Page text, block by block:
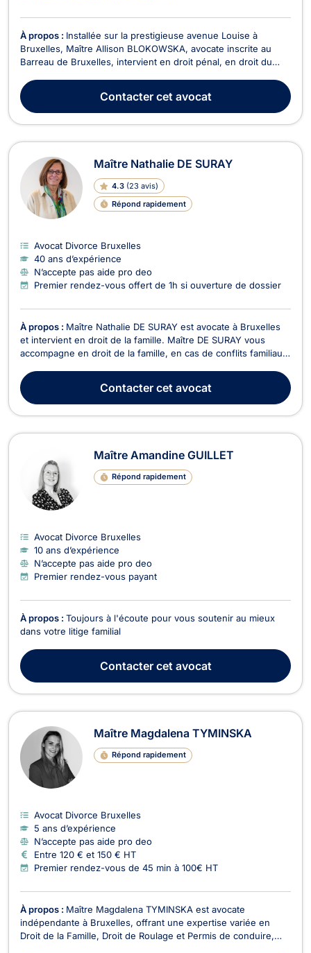
À propos : Installée sur la prestigieuse avenue Louise à
Bruxelles, Maître Allison BLOKOWSKA, avocate inscrite au
Barreau de Bruxelles, intervient en droit pénal, en droit du
divorce ainsi qu'en droit de la jeunesse. Diplômée d'un master
en droit obtenu avec grande distinc...
Contactercet avocat
Maître Nathalie DE SURAY
4.3 (23 avis)
Répond rapidement
Avocat Divorce Bruxelles
40 ans d’expérience
N’accepte pas aide pro deo
Premier rendez-vous offert de 1h si ouverture de dossier
À propos : Maître Nathalie DE SURAY est avocate à Bruxelles
et intervient en droit de la famille. Maître DE SURAY vous
accompagne en droit de la famille, en cas de conflits familiaux
pour des questions de garde d’enfant, en cas de divorce à
l’amiable ou contentieux, en cas...
Contactercet avocat
Maître Amandine GUILLET
Répond rapidement
Avocat Divorce Bruxelles
10 ans d’expérience
N’accepte pas aide pro deo
Premier rendez-vous payant
À propos : Toujours à l'écoute pour vous soutenir au mieux
dans votre litige familial
Contactercet avocat
Maître Magdalena TYMINSKA
Répond rapidement
Avocat Divorce Bruxelles
5 ans d’expérience
N’accepte pas aide pro deo
Entre 120 € et 150 € HT
Premier rendez-vous de 45 min à 100€ HT
À propos : Maître Magdalena TYMINSKA est avocate
indépendante à Bruxelles, offrant une expertise variée en
Droit de la Famille, Droit de Roulage et Permis de conduire,